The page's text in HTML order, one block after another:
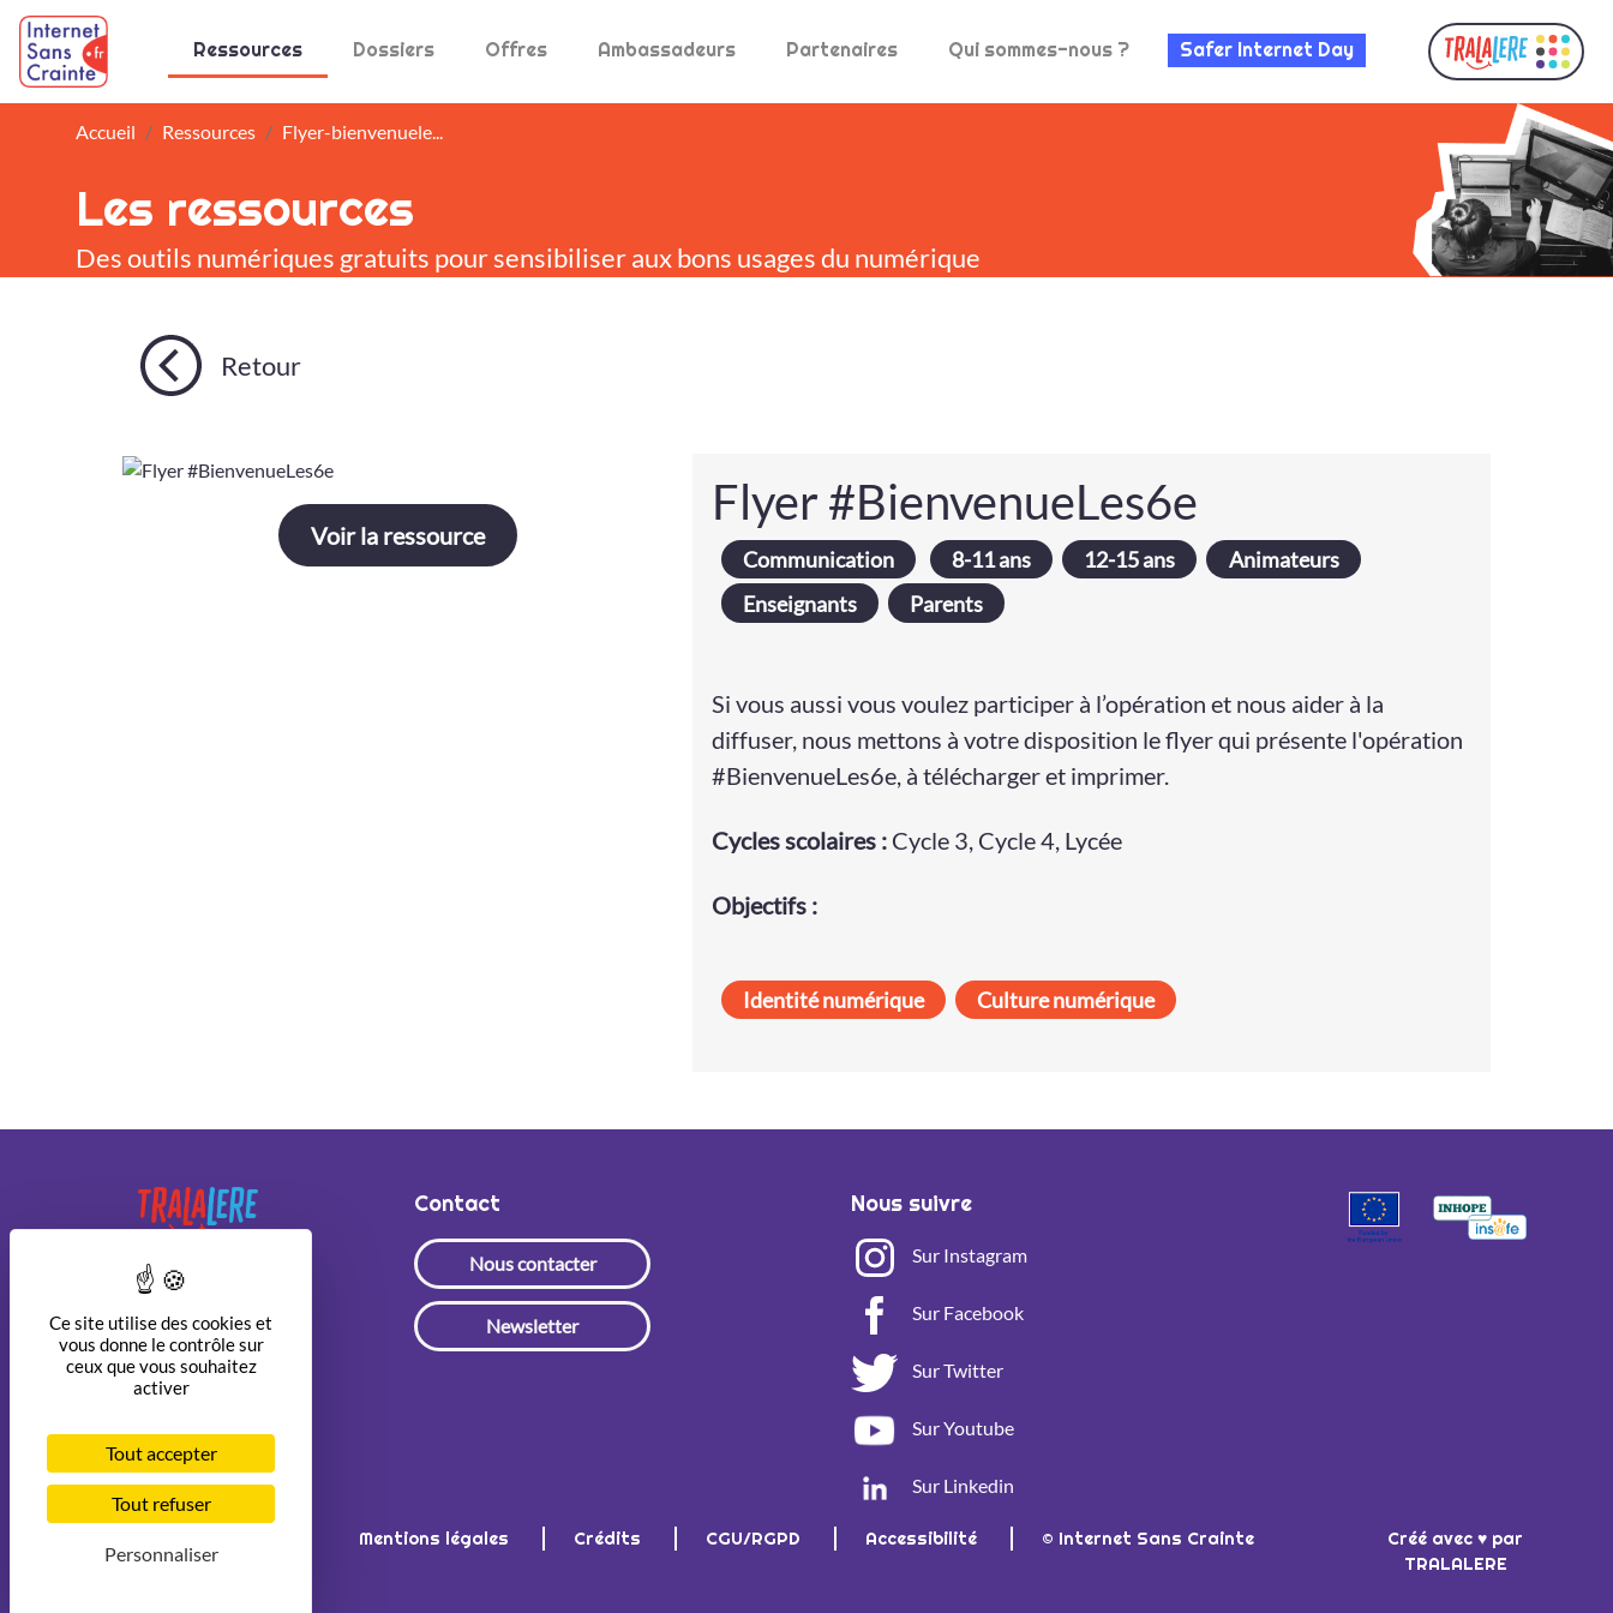
Panneau de gestion des cookies
Ce site utilise des cookies et
vous donne le contrôle sur
ceux que vous souhaitez
activer
Tout accepter
Tout refuser
Personnaliser
Ressources Dossiers Offres Ambassadeurs Partenaires Qui sommes-nous ? Safer Internet Day
Accueil Ressources Flyer-bienvenuele...
Les ressources
Des outils numériques gratuits pour sensibiliser aux bons usages du numérique
Retour
Voir la ressource
Flyer #BienvenueLes6e
Communication 8-11 ans 12-15 ans
Animateurs
Enseignants
Parents
Si vous aussi vous voulez participer à l’opération et nous aider à la
diffuser, nous mettons à votre disposition le flyer qui présente l'opération
#BienvenueLes6e, à télécharger et imprimer.
Cyclesscolaires : Cycle 3, Cycle 4, Lycée
Objectifs :
Identité numérique Culture numérique
Contact
Nous contacter
Newsletter
Nous suivre
Sur Instagram
Sur Facebook
Sur Twitter
Sur Youtube
Sur Linkedin
Mentions légales Crédits CGU/RGPD Accessibilité © Internet Sans Crainte
Créé avec ♥ par
TRALALERE